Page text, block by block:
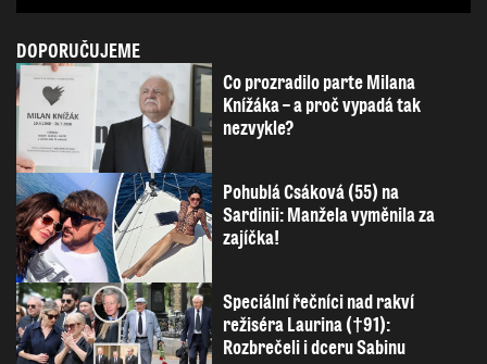
DOPORUČUJEME
Co prozradilo parte Milana
Knížáka – a proč vypadá tak
nezvykle?
Pohublá Csáková (55) na
Sardinii: Manžela vyměnila za
zajíčka!
Speciální řečníci nad rakví
režiséra Laurina (†91):
Rozbrečeli i dceru Sabinu